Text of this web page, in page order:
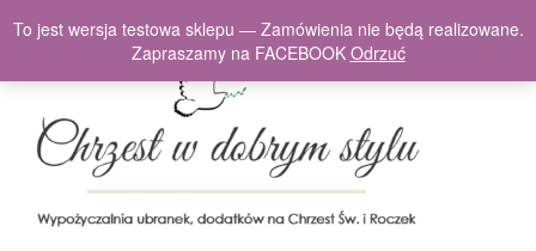
To jest wersja testowa sklepu — Zamówienia nie będą realizowane.
Zapraszamy na FACEBOOK Odrzuć